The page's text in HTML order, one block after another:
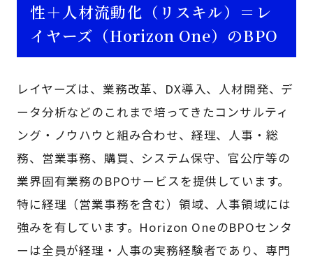
性＋人材流動化（リスキル）＝レ
イヤーズ（Horizon One）のBPO
レイヤーズは、業務改革、DX導入、人材開発、デ
ータ分析などのこれまで培ってきたコンサルティ
ング・ノウハウと組み合わせ、経理、人事・総
務、営業事務、購買、システム保守、官公庁等の
業界固有業務のBPOサービスを提供しています。
特に経理（営業事務を含む）領域、人事領域には
強みを有しています。Horizon OneのBPOセンタ
ーは全員が経理・人事の実務経験者であり、専門